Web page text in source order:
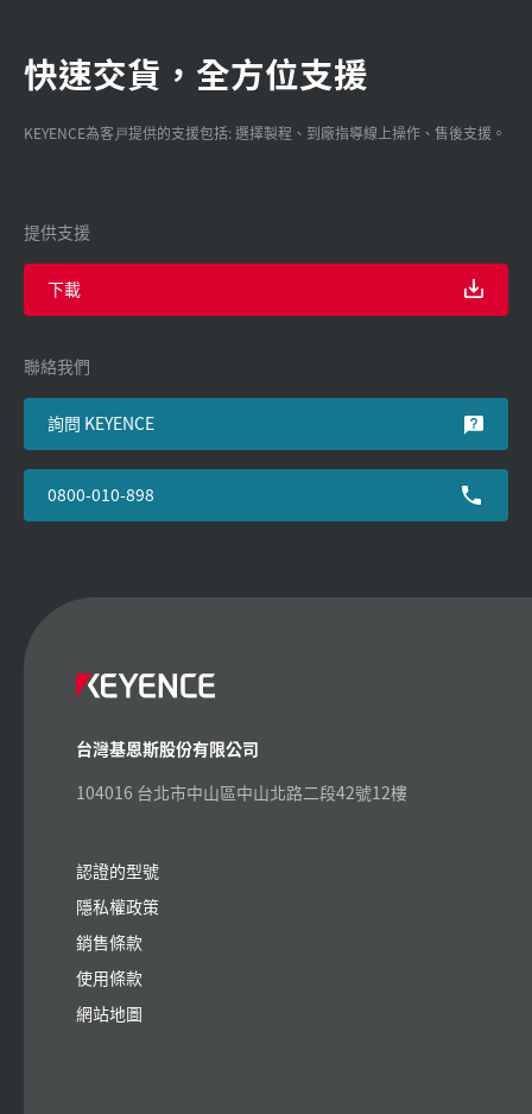
快速交貨，全方位支援
KEYENCE為客戸提供的支援包括: 選擇製程、到廠指導線上操作、售後支援。
提供支援
下載
聯絡我們
詢問 KEYENCE
0800-010-898
台灣基恩斯股份有限公司
104016 台北市中山區中山北路二段42號12樓
認證的型號
隱私權政策
銷售條款
使用條款
網站地圖